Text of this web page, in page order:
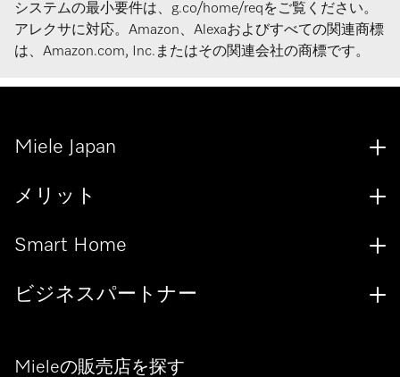
システムの最小要件は、g.co/home/reqをご覧ください。
アレクサに対応。Amazon、Alexaおよびすべての関連商標
は、Amazon.com, Inc.またはその関連会社の商標です。
Mieleの販売店を探す
Miele Japan
メリット
Smart Home
ビジネスパートナー